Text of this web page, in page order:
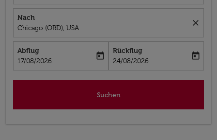
Nach
Chicago (ORD), USA
close
Abflug
fc-booking-departure-date-aria-label
17/08/2026
today
Rückflug
fc-booking-return-date-aria-label
24/08/2026
today
Suchen